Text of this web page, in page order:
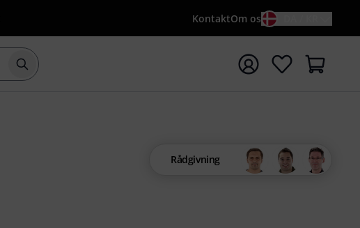
KontaktOm os
Start søgning med søgeord {searchTerm}
Rådgivning